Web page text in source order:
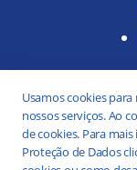
Usamos cookies
nossos serviços. Ao
de cookies. Para
Proteção de Dados